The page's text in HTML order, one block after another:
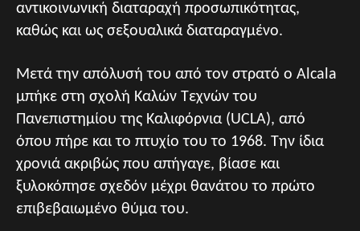
αντικοινωνική διαταραχή προσωπικότητας,
καθώς και ως σεξουαλικά διαταραγμένο.
Μετά την απόλυσή του από τον στρατό ο Alcala
μπήκε στη σχολή Καλών Τεχνών του
Πανεπιστημίου της Καλιφόρνια (UCLA), από
όπου πήρε και το πτυχίο του το 1968. Την ίδια
χρονιά ακριβώς που απήγαγε, βίασε και
ξυλοκόπησε σχεδόν μέχρι θανάτου το πρώτο
επιβεβαιωμένο θύμα του.